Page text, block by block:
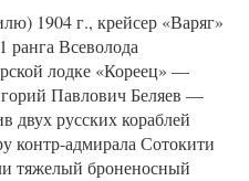
1904 г., крейсер «Варяг»
ранга Всеволода
лодке «Кореец» —
Павлович Беляев —
двух русских кораблей
контр-адмирала Сотокити
тяжелый броненосный